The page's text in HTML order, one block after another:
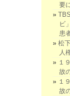
要
ビ
患
松
人
１
故
１
故